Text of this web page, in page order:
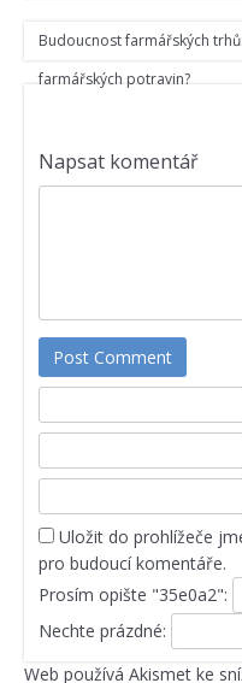
Budoucnost farmářských
farmářských potravin?
Napsat komentář
Post Comment
Uložit do prohlížeče
pro budoucí komentáře.
Prosím opište "35e0a2":
Nechte prázdné:
Web používá Akismet ke